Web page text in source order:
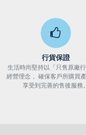
行貨保證
生活時尚堅持以「只售原廠
經營理念， 確保客戶所購買
享受到完善的售後服務。